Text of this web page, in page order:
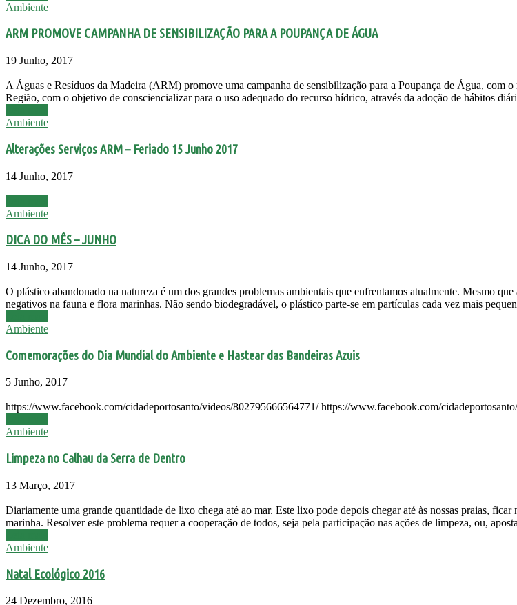
Ambiente
ARM PROMOVE CAMPANHA DE SENSIBILIZAÇÃO PARA A POUPANÇA DE ÁGUA
19 Junho, 2017
A Águas e Resíduos da Madeira (ARM) promove uma campanha de sensibilização para a Poupança de Água, com
Região, com o objetivo de consciencializar para o uso adequado do recurso hídrico, através da adoção de hábitos
Ambiente
Alterações Serviços ARM – Feriado 15 Junho 2017
14 Junho, 2017
Ambiente
DICA DO MÊS – JUNHO
14 Junho, 2017
O plástico abandonado na natureza é um dos grandes problemas ambientais que enfrentamos atualmente. Mesmo
negativos na fauna e flora marinhas. Não sendo biodegradável, o plástico parte-se em partículas cada vez mais
Ambiente
Comemorações do Dia Mundial do Ambiente e Hastear das Bandeiras Azuis
5 Junho, 2017
https://www.facebook.com/cidadeportosanto/videos/802795666564771/ https://www.facebook.com/
Ambiente
Limpeza no Calhau da Serra de Dentro
13 Março, 2017
Diariamente uma grande quantidade de lixo chega até ao mar. Este lixo pode depois chegar até às nossas praias,
marinha. Resolver este problema requer a cooperação de todos, seja pela participação nas ações de limpeza, ou,
Ambiente
Natal Ecológico 2016
24 Dezembro, 2016